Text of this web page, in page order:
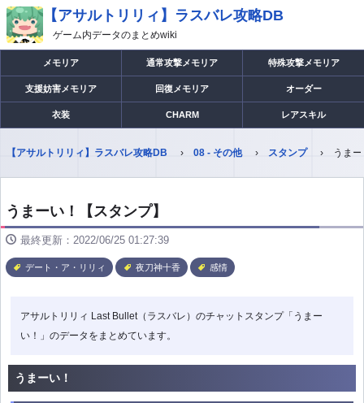
【アサルトリリィ】ラスバレ攻略DB
ゲーム内データのまとめwiki
メモリア 通常攻撃メモリア 特殊攻撃メモリア
支援妨害メモリア 回復メモリア オーダー
衣装 CHARM レアスキル
【アサルトリリィ】ラスバレ攻略DB 08 - その他 スタンプ うま
うまーい！【スタンプ】
最終更新：2022/06/25 01:27:39
デート・ア・リリィ 夜刀神十香 感情
アサルトリリィ Last Bullet（ラスバレ）のチャットスタンプ「うまー
い！」のデータをまとめています。
うまーい！